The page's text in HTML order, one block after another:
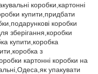
коробки,картонні
купити,придбати
коробки
зберігання,коробки
купити,коробка
з
картонні коробки на
упакувати